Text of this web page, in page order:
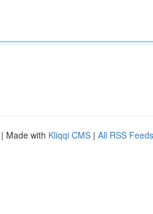
| Made with Kliqqi CMS | All RSS Feeds